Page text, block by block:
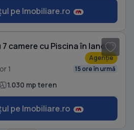
pe Imobiliare.ro
Casă individuală cu 7 camere cu Piscina în Iancu Nicolae
Agenție
1 15 ore în urmă
1.030 mp teren
pe Imobiliare.ro